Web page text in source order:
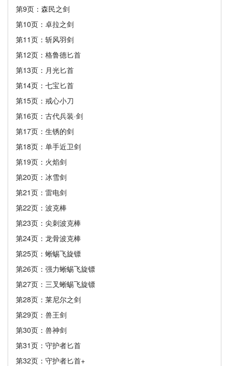
第9页：森民之剑
第10页：卓拉之剑
第11页：斩风羽剑
第12页：格鲁德匕首
第13页：月光匕首
第14页：七宝匕首
第15页：戒心小刀
第16页：古代兵装·剑
第17页：生锈的剑
第18页：单手近卫剑
第19页：火焰剑
第20页：冰雪剑
第21页：雷电剑
第22页：波克棒
第23页：尖刺波克棒
第24页：龙骨波克棒
第25页：蜥蜴飞旋镖
第26页：强力蜥蜴飞旋镖
第27页：三叉蜥蜴飞旋镖
第28页：莱尼尔之剑
第29页：兽王剑
第30页：兽神剑
第31页：守护者匕首
第32页：守护者匕首+